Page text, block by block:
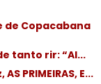
de Copacabana
tanto rir: “Al...
PRIMEIRAS, E...